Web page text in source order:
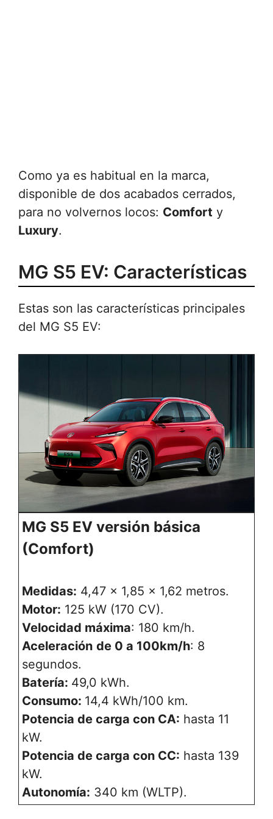
Como ya es habitual en la marca,
disponible de dos acabados cerrados,
para no volvernos locos: Comfort y
Luxury.
MG S5 EV: Características
Estas son las características principales
del MG S5 EV:
MG S5 EV versión básica
(Comfort)
Medidas: 4,47 x 1,85 x 1,62 metros.
Motor: 125 kW (170 CV).
Velocidad máxima: 180 km/h.
Aceleración de 0 a 100km/h: 8
segundos.
Batería: 49,0 kWh.
Consumo: 14,4 kWh/100 km.
Potencia de carga con CA: hasta 11
kW.
Potencia de carga con CC: hasta 139
kW.
Autonomía: 340 km (WLTP).